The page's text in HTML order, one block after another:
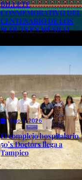
BILLETE
CONMEMORATIVO DEL
CENTENARIO DE LOS
SCOUTS EN MÉXICO
Ago 6, 2026
El complejo hospitalario
50’s Doctors llega a
Tampico